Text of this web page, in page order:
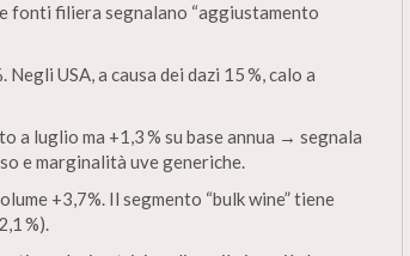
fonti filiera segnalano “aggiustamento
USA, a causa dei dazi 15 %, calo a
a luglio ma +1,3 % su base annua → segnala
e marginalità uve generiche.
+3,7%. Il segmento “bulk wine” tiene
%).